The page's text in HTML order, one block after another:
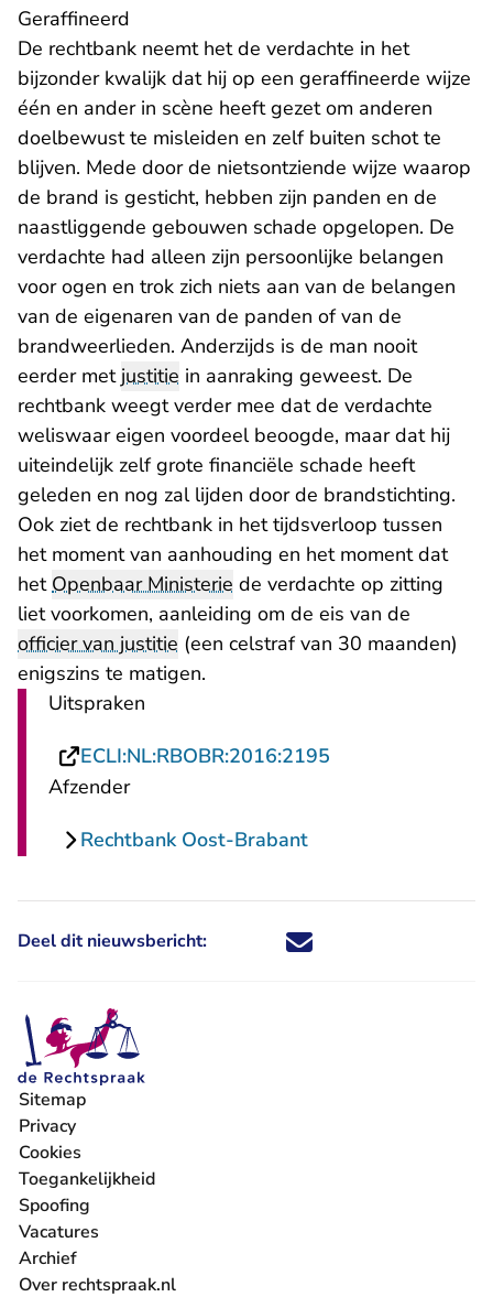
Geraffineerd
De rechtbank neemt het de verdachte in het
bijzonder kwalijk dat hij op een geraffineerde wijze
één en ander in scène heeft gezet om anderen
doelbewust te misleiden en zelf buiten schot te
blijven. Mede door de nietsontziende wijze waarop
de brand is gesticht, hebben zijn panden en de
naastliggende gebouwen schade opgelopen. De
verdachte had alleen zijn persoonlijke belangen
voor ogen en trok zich niets aan van de belangen
van de eigenaren van de panden of van de
brandweerlieden. Anderzijds is de man nooit
eerder met justitie in aanraking geweest. De
rechtbank weegt verder mee dat de verdachte
weliswaar eigen voordeel beoogde, maar dat hij
uiteindelijk zelf grote financiële schade heeft
geleden en nog zal lijden door de brandstichting.
Ook ziet de rechtbank in het tijdsverloop tussen
het moment van aanhouding en het moment dat
hetOpenbaar Ministerie de verdachte op zitting
liet voorkomen, aanleiding om de eis van de
officier van justitie (een celstraf van 30 maanden)
enigszins te matigen.
Uitspraken
ECLI:NL:RBOBR:2016:2195
Afzender
Rechtbank Oost-Brabant
Deel dit nieuwsbericht: Deel dit nieuwsbericht via X -
Deel dit nieuwsbericht via
Deel dit nieuwsbericht
Deel dit
Sitemap
Privacy
Cookies
Toegankelijkheid
Spoofing
Vacatures
- U verlaat Rechtspraak.nl
Archief
Over rechtspraak.nl